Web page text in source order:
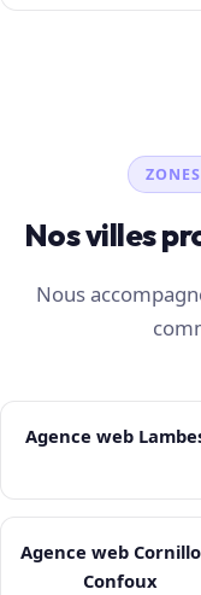
Nos villes
Nous
Agence web
Agence web
Confoux